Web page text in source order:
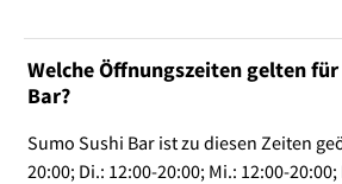
Welche Öffnungszeiten gelten für
Bar?
Sumo Sushi Bar ist zu diesen Zeiten
20:00; Di.: 12:00-20:00; Mi.: 12:00-